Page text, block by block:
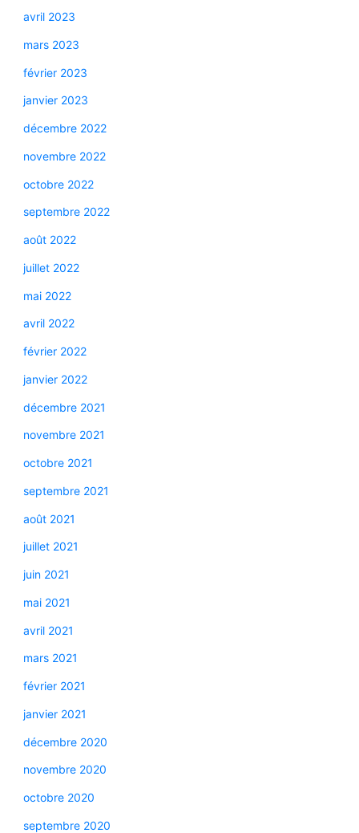
avril 2023
mars 2023
février 2023
janvier 2023
décembre 2022
novembre 2022
octobre 2022
septembre 2022
août 2022
juillet 2022
mai 2022
avril 2022
février 2022
janvier 2022
décembre 2021
novembre 2021
octobre 2021
septembre 2021
août 2021
juillet 2021
juin 2021
mai 2021
avril 2021
mars 2021
février 2021
janvier 2021
décembre 2020
novembre 2020
octobre 2020
septembre 2020